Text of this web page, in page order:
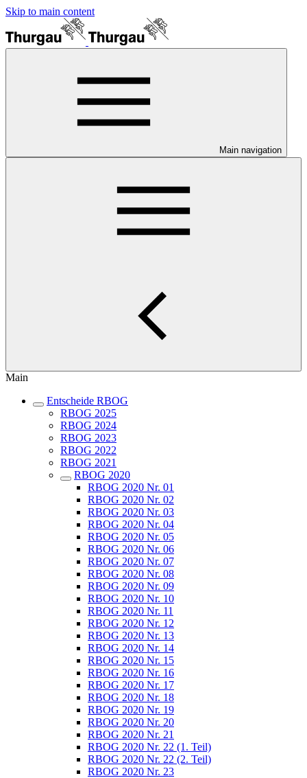
Skip to main content
Main navigation
Main
Entscheide RBOG
RBOG 2025
RBOG 2024
RBOG 2023
RBOG 2022
RBOG 2021
RBOG 2020
RBOG 2020 Nr. 01
RBOG 2020 Nr. 02
RBOG 2020 Nr. 03
RBOG 2020 Nr. 04
RBOG 2020 Nr. 05
RBOG 2020 Nr. 06
RBOG 2020 Nr. 07
RBOG 2020 Nr. 08
RBOG 2020 Nr. 09
RBOG 2020 Nr. 10
RBOG 2020 Nr. 11
RBOG 2020 Nr. 12
RBOG 2020 Nr. 13
RBOG 2020 Nr. 14
RBOG 2020 Nr. 15
RBOG 2020 Nr. 16
RBOG 2020 Nr. 17
RBOG 2020 Nr. 18
RBOG 2020 Nr. 19
RBOG 2020 Nr. 20
RBOG 2020 Nr. 21
RBOG 2020 Nr. 22 (1. Teil)
RBOG 2020 Nr. 22 (2. Teil)
RBOG 2020 Nr. 23